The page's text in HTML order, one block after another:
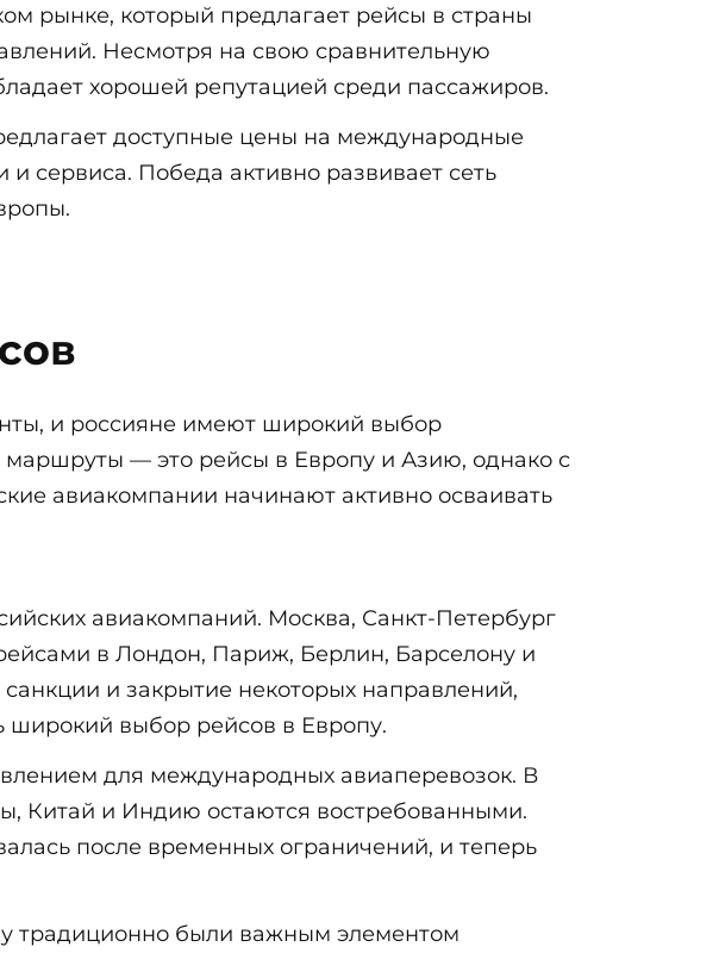
рынке, который предлагает рейсы в страны
Несмотря на свою сравнительную
хорошей репутацией среди пассажиров.
доступные цены на международные
сервиса. Победа активно развивает сеть
и россияне имеют широкий выбор
— это рейсы в Европу и Азию, однако с
авиакомпании начинают активно осваивать
авиакомпаний. Москва, Санкт-Петербург
в Лондон, Париж, Берлин, Барселону и
и закрытие некоторых направлений,
широкий выбор рейсов в Европу.
для международных авиаперевозок. В
Китай и Индию остаются востребованными.
после временных ограничений, и теперь
традиционно были важным элементом